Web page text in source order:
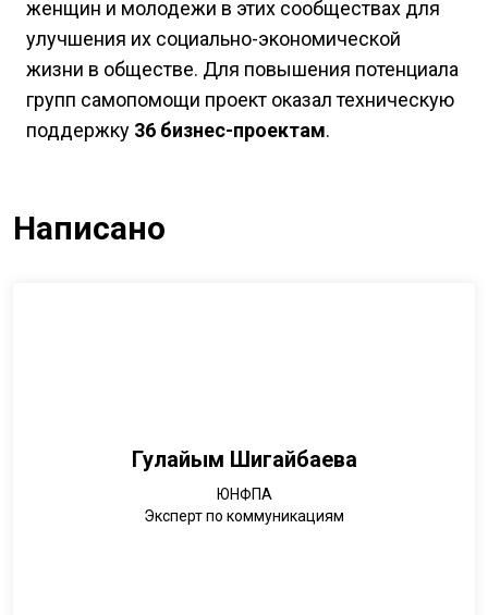
женщин и молодежи в этих сообществах для
улучшения их социально-экономической
жизни в обществе. Для повышения потенциала
групп самопомощи проект оказал техническую
поддержку 36 бизнес-проектам.
Написано
Гулайым Шигайбаева
ЮНФПА
Эксперт по коммуникациям